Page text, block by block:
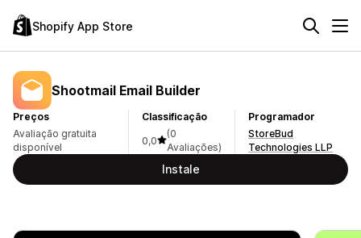
Shopify App Store
Shootmail Email Builder
Preços
Avaliação gratuita
disponível
Classificação
0,0
(0
Avaliações)
Programador
StoreBud
Technologies LLP
Instale